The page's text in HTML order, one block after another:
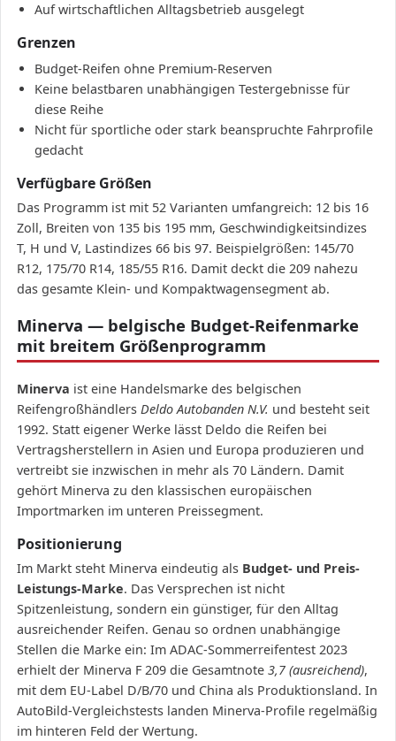
Auf wirtschaftlichen Alltagsbetrieb ausgelegt
Grenzen
Budget-Reifen ohne Premium-Reserven
Keine belastbaren unabhängigen Testergebnisse für
diese Reihe
Nicht für sportliche oder stark beanspruchte Fahrprofile
gedacht
Verfügbare Größen
Das Programm ist mit 52 Varianten umfangreich: 12 bis 16
Zoll, Breiten von 135 bis 195 mm, Geschwindigkeitsindizes
T, H und V, Lastindizes 66 bis 97. Beispielgrößen: 145/70
R12, 175/70 R14, 185/55 R16. Damit deckt die 209 nahezu
das gesamte Klein- und Kompaktwagensegment ab.
Minerva — belgische Budget-Reifenmarke
mit breitem Größenprogramm
Minerva ist eine Handelsmarke des belgischen
Reifengroßhändlers Deldo Autobanden N.V. und besteht seit
1992. Statt eigener Werke lässt Deldo die Reifen bei
Vertragsherstellern in Asien und Europa produzieren und
vertreibt sie inzwischen in mehr als 70 Ländern. Damit
gehört Minerva zu den klassischen europäischen
Importmarken im unteren Preissegment.
Positionierung
Im Markt steht Minerva eindeutig als Budget- und Preis-
Leistungs-Marke. Das Versprechen ist nicht
Spitzenleistung, sondern ein günstiger, für den Alltag
ausreichender Reifen. Genau so ordnen unabhängige
Stellen die Marke ein: Im ADAC-Sommerreifentest 2023
erhielt der Minerva F 209 die Gesamtnote 3,7 (ausreichend),
mit dem EU-Label D/B/70 und China als Produktionsland. In
AutoBild-Vergleichstests landen Minerva-Profile regelmäßig
im hinteren Feld der Wertung.